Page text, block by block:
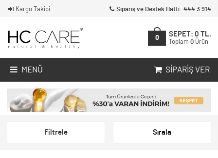
Kargo Takibi Sipariş ve Destek Hattı: 444 3 914
0
SEPET: 0 TL.
Toplam 0 Ürün
MENÜ SIPARIŞ VER
Filtrele Sırala